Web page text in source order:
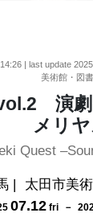
| last update
美術館・図
演
メリ
Quest
| 太田市美
07.12 fri－